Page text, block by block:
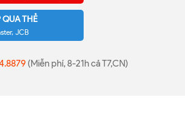
QUA THẺ
JCB
(Miễn phí, 8-21h cả T7,CN)